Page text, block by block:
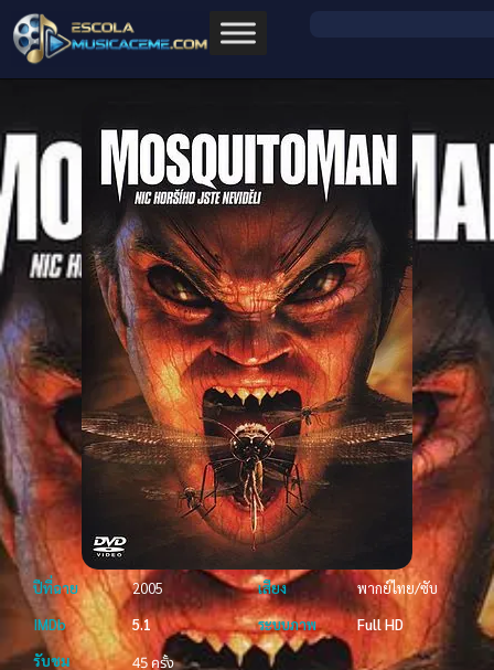
ปีที่ฉาย 2005 เสียง
พากย์ไทย/ซับ
IMDb
5.1 ระบบภาพ
Full HD
รับชม
45 ครั้ง